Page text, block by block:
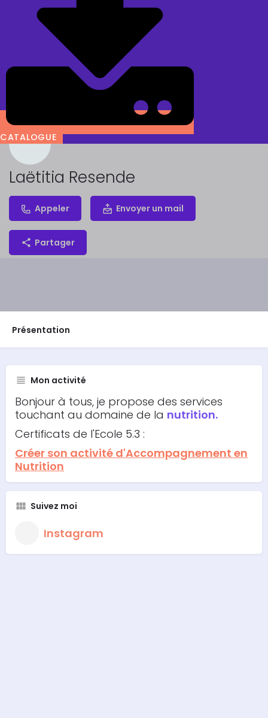
CATALOGUE
Laëtitia Resende
Appeler Envoyer un mail
Partager
Présentation
Mon activité
Bonjour à tous, je propose des services
touchant au domaine de la nutrition.
Certificats de l'Ecole 5.3 :
Créer son activité d'Accompagnement en
Nutrition
Suivez moi
Instagram